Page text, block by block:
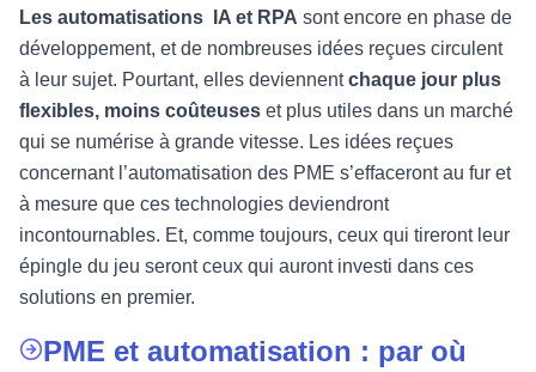
Les automatisations IA et RPA sont encore en phase de
développement, et de nombreuses idées reçues circulent
à leur sujet. Pourtant, elles deviennentchaque jour plus
flexibles, moins coûteuses et plus utiles dans un marché
qui se numérise à grande vitesse. Les idées reçues
concernant l’automatisation des PME s’effaceront au fur et
à mesure que ces technologies deviendront
incontournables. Et, comme toujours, ceux qui tireront leur
épingle du jeu seront ceux qui auront investi dans ces
solutions en premier.
PME et automatisation : par où